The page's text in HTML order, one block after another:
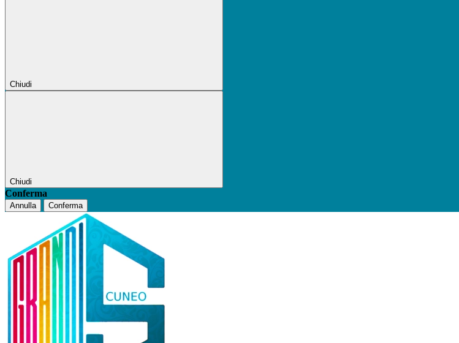
Chiudi
Chiudi
Conferma
Annulla Conferma